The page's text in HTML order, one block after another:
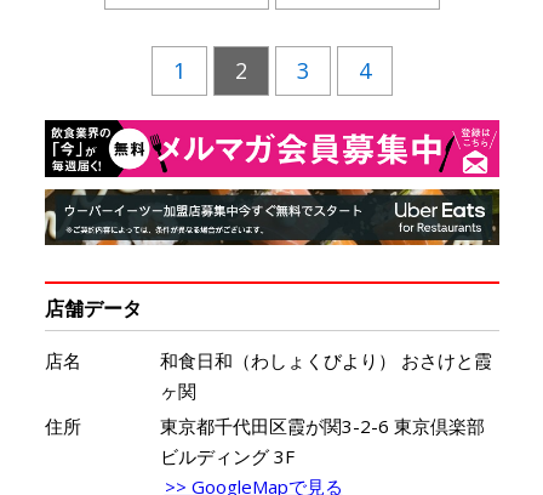
1 2 3 4
店舗データ
店名
和食日和（わしょくびより） おさけと霞
ヶ関
住所
東京都千代田区霞が関3-2-6 東京倶楽部
ビルディング 3F
>> GoogleMapで見る